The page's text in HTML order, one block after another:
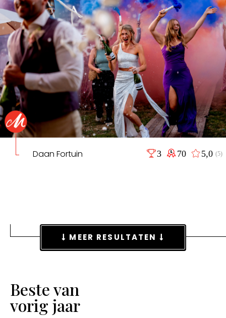
Daan Fortuin 3 70 5,0(5)
MEER RESULTATEN
Beste van
vorig jaar